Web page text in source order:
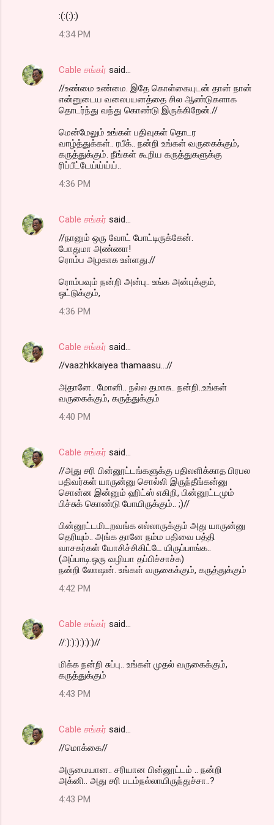
:(:(:):)
4:34 PM
Cable சங்கர் said…
//உண்மை உண்மை. இதே கொள்கையுடன் தான் நான்
என்னுடைய வலைபயனத்தை சில ஆண்டுகளாக
தொடர்ந்து வந்து கொண்டு இருக்கிறேன்.//
மென்மேலும் உங்கள் பதிவுகள் தொடர
வாழ்த்துக்கள்.. ரபீக்.. நன்றி உங்கள் வருகைக்கும்,
கருத்துக்கும். நீங்கள் கூறிய கருத்துகளுக்கு
ரிப்பீட்டேய்ய்ய்ய்..
4:36 PM
Cable சங்கர் said…
//நானும் ஒரு வோட் போட்டிருக்கேன்.
போதுமா அண்ணா!
ரொம்ப அழகாக உள்ளது.//
ரொம்பவும் நன்றி அன்பு.. உங்க அன்புக்கும்,
ஒட்டுக்கும்,
4:36 PM
Cable சங்கர் said…
//vaazhkkaiyea thamaasu...//
அதானே.. மோனி.. நல்ல தமாசு.. நன்றி..உங்கள்
வருகைக்கும், கருத்துக்கும்
4:40 PM
Cable சங்கர் said…
//அது சரி பின்னூட்டங்களுக்கு பதிலளிக்காத பிரபல
பதிவர்கள் யாருன்னு சொல்லி இருந்தீங்கன்னு
சொன்ன இன்னும் ஹிட்ஸ் எகிறி, பின்னூட்டமும்
பிச்சுக் கொண்டு போயிருக்கும்.. ;)//
பின்னூட்டமிடறவங்க எல்லாருக்கும் அது யாருன்னு
தெரியும்.. அங்க தானே நம்ம பதிவை பத்தி
வாசகர்கள் யோசிச்சிகிட்டே யிருப்பாங்க..
(அப்பாடி.ஒரு வழியா தப்பிச்சாச்சு)
நன்றி லோஷன். உங்கள் வருகைக்கும், கருத்துக்கும்
4:42 PM
Cable சங்கர் said…
//:):):):):):)//
மிக்க நன்றி சுப்பு.. உங்கள் முதல் வருகைக்கும்,
கருத்துக்கும்
4:43 PM
Cable சங்கர் said…
//மொக்கை//
அருமையான.. சரியான பின்னூட்டம் .. நன்றி
அக்னி.. அது சரி படம்நல்லாயிருந்துச்சா..?
4:43 PM